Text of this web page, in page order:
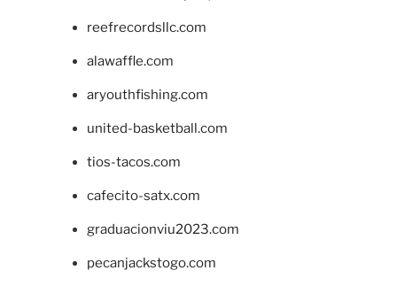
reefrecordsllc.com
alawaffle.com
aryouthfishing.com
united-basketball.com
tios-tacos.com
cafecito-satx.com
graduacionviu2023.com
pecanjackstogo.com